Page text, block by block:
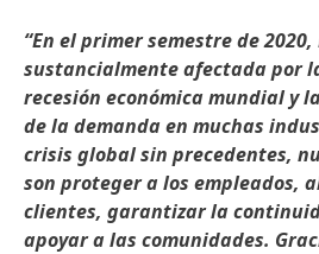
“En el primer semestre de
sustancialmente afectada por
recesión económica mundial y
de la demanda en muchas
crisis global sin precedentes,
son proteger a los empleados,
clientes, garantizar la
apoyar a las comunidades.